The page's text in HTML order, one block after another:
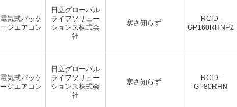
電気式パッケ
ージエアコン
日立グローバル
ライフソリュー
ションズ株式会
社
寒さ知らず
RCID-
GP160RHNP2
電気式パッケ
ージエアコン
日立グローバル
ライフソリュー
ションズ株式会
社
寒さ知らず
RCID-
GP80RHN